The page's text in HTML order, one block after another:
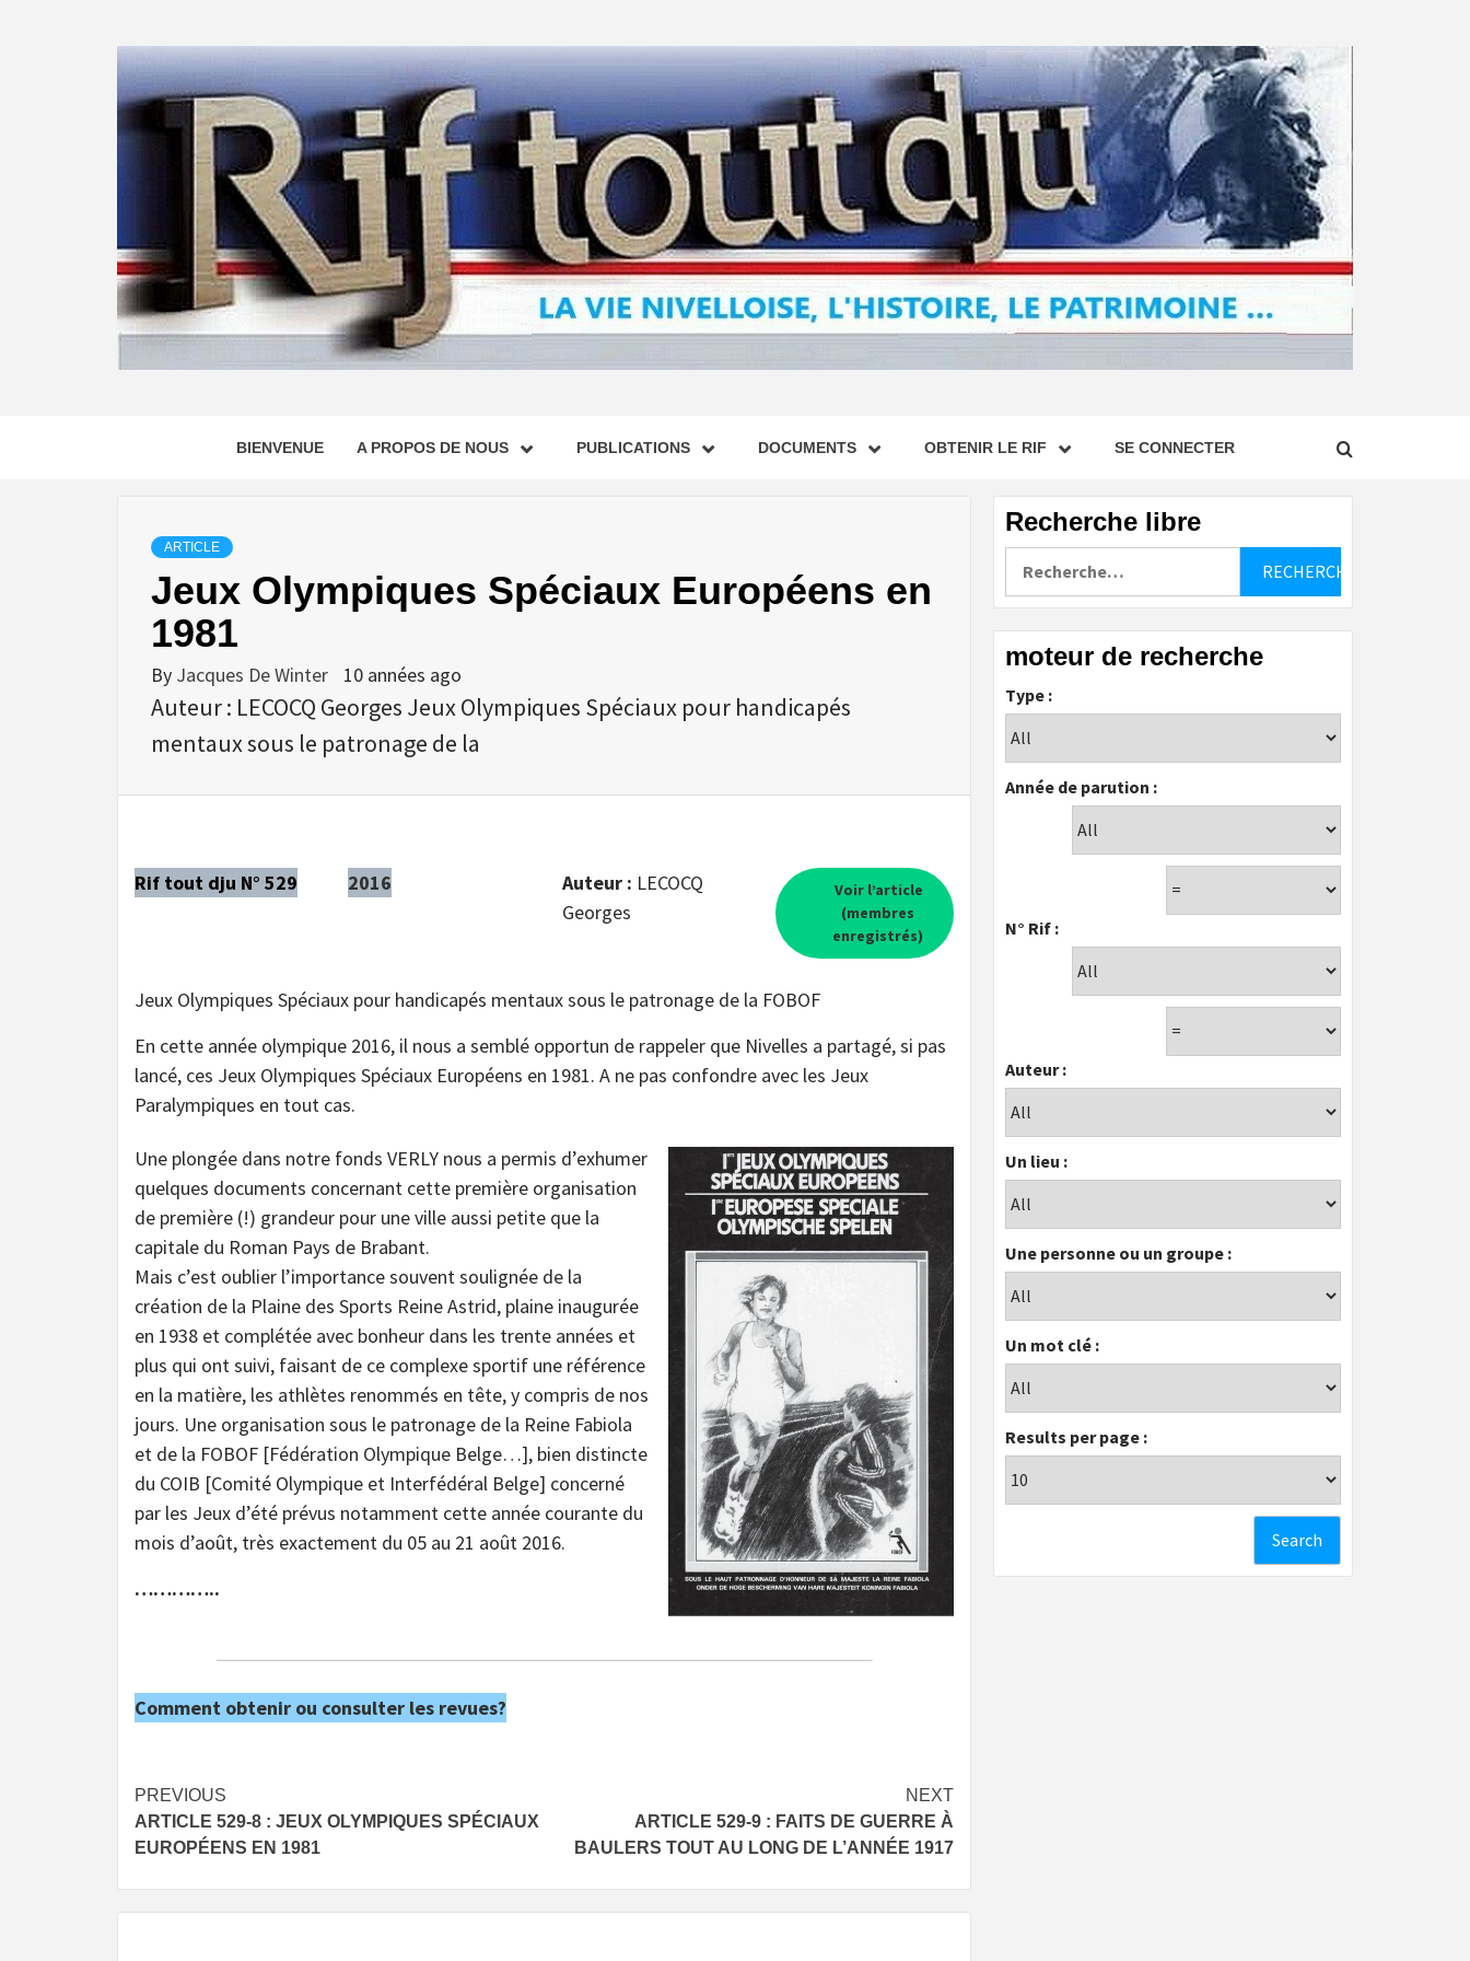
BIENVENUE A PROPOS DE NOUS PUBLICATIONS DOCUMENTS OBTENIR LE RIF SE CONNECTER
ARTICLE
Jeux Olympiques Spéciaux Européens en
1981
By Jacques De Winter 10 années ago
Auteur : LECOCQ Georges Jeux Olympiques Spéciaux pour handicapés
mentaux sous le patronage de la
Rif tout dju N° 529 2016 Auteur : LECOCQ
Georges
Voir l’article
(membres
enregistrés)
Jeux Olympiques Spéciaux pour handicapés mentaux sous le patronage de la FOBOF
En cette année olympique 2016, il nous a semblé opportun de rappeler que Nivelles a partagé, si pas
lancé, ces Jeux Olympiques Spéciaux Européens en 1981. A ne pas confondre avec les Jeux
Paralympiques en tout cas.
Une plongée dans notre fonds VERLY nous a permis d’exhumer
quelques documents concernant cette première organisation
de première (!) grandeur pour une ville aussi petite que la
capitale du Roman Pays de Brabant.
Mais c’est oublier l’importance souvent soulignée de la
création de la Plaine des Sports Reine Astrid, plaine inaugurée
en 1938 et complétée avec bonheur dans les trente années et
plus qui ont suivi, faisant de ce complexe sportif une référence
en la matière, les athlètes renommés en tête, y compris de nos
jours. Une organisation sous le patronage de la Reine Fabiola
et de la FOBOF [Fédération Olympique Belge…], bien distincte
du COIB [Comité Olympique et Interfédéral Belge] concerné
par les Jeux d’été prévus notamment cette année courante du
mois d’août, très exactement du 05 au 21 août 2016.
…………..
Comment obtenir ou consulter les revues?
Post
navigation
PREVIOUS
ARTICLE 529-8 : JEUX OLYMPIQUES SPÉCIAUX
EUROPÉENS EN 1981
NEXT
ARTICLE 529-9 : FAITS DE GUERRE À
BAULERS TOUT AU LONG DE L’ANNÉE 1917
Recherche libre
moteur de recherche
Type :
Année de parution :
N° Rif :
Auteur :
Un lieu :
Une personne ou un groupe :
Un mot clé :
Results per page :